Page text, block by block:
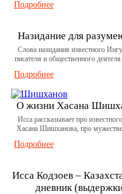
Подробнее
Назидание для
Слова назидания известного
писателя и общественного
Подробнее
О жизни Хасана
Исса рассказывает про
Хасана Шишханова, про
Подробнее
Исса Кодзоев –
дневник